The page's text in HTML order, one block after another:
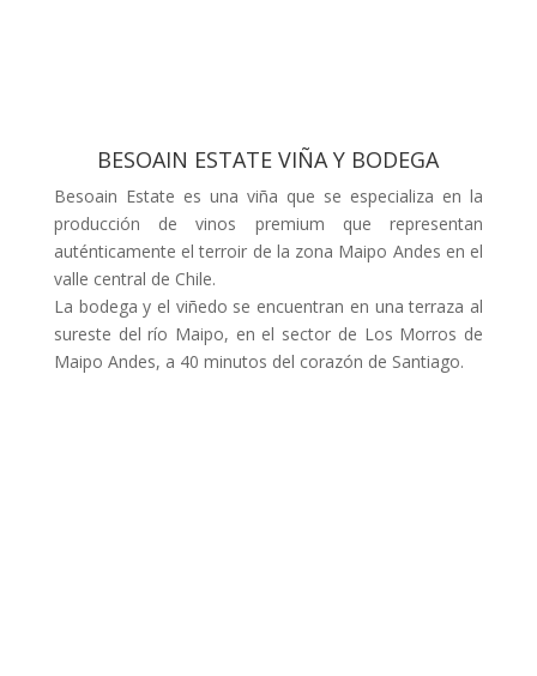
BESOAIN ESTATE VIÑA Y BODEGA
Besoain Estate es una viña que se especializa en la
producción de vinos premium que representan
auténticamente el terroir de la zona Maipo Andes en el
valle central de Chile.
La bodega y el viñedo se encuentran en una terraza al
sureste del río Maipo, en el sector de Los Morros de
Maipo Andes, a 40 minutos del corazón de Santiago.